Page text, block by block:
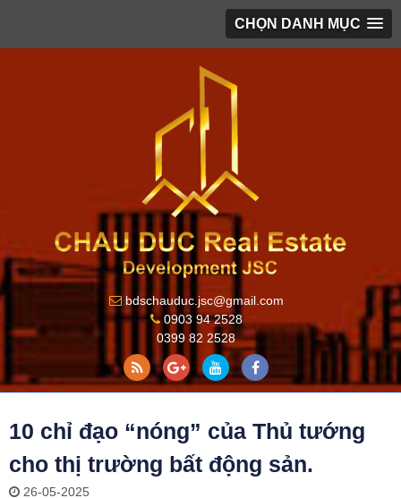
CHỌN DANH MỤC
bdschauduc.jsc@gmail.com
0903 94 2528
0399 82 2528
10 chỉ đạo “nóng” của Thủ tướng
cho thị trường bất động sản.
26-05-2025